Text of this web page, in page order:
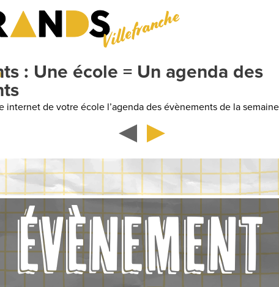
Villefranche
école = Un agenda des
école l’agenda des évènements de la semaine
ÉVÈNEMENT